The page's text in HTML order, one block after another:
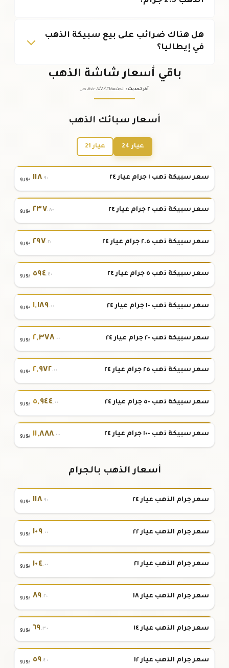
هل هناك ضرائب على بيع سبيكة الذهب
في إيطاليا؟
باقي أسعار شاشة الذهب
آخر تحديث : الجمعة ٠٧ /٠٨/٢٠٢٦ - ٠٧:٠٥ ص
أسعار سبائك الذهب
عيار 24 عيار 21
سعر سبيكة ذهب ١ جرام عيار ٢٤ ١١٨.٩٠ يورو
سعر سبيكة ذهب ٢ جرام عيار ٢٤ ٢٣٧.٨٠ يورو
سعر سبيكة ذهب ٢.٥ جرام عيار ٢٤ ٢٩٧.٢٠ يورو
سعر سبيكة ذهب ٥ جرام عيار ٢٤ ٥٩٤.٤٠ يورو
سعر سبيكة ذهب ١٠ جرام عيار ٢٤ ١,١٨٩.٠٠ يورو
سعر سبيكة ذهب ٢٠ جرام عيار ٢٤ ٢,٣٧٨.٠٠ يورو
سعر سبيكة ذهب ٢٥ جرام عيار ٢٤ ٢,٩٧٢.٠٠ يورو
سعر سبيكة ذهب ٥٠ جرام عيار ٢٤ ٥,٩٤٤.٠٠ يورو
سعر سبيكة ذهب ١٠٠ جرام عيار ٢٤ ١١,٨٨٨.٠٠ يورو
أسعار الذهب بالجرام
سعر جرام الذهب عيار ٢٤ ١١٨.٩٠ يورو
سعر جرام الذهب عيار ٢٢ ١٠٩.٠٠ يورو
سعر جرام الذهب عيار ٢١ ١٠٤.٠٠ يورو
سعر جرام الذهب عيار ١٨ ٨٩.٢٠ يورو
سعر جرام الذهب عيار ١٤ ٦٩.٣٠ يورو
سعر جرام الذهب عيار ١٢ ٥٩.٤٠ يورو